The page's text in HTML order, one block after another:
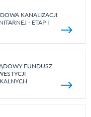
KANALIZACJI
- ETAP I
FUNDUSZ